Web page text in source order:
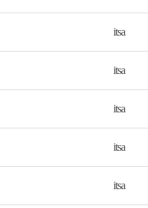
itsa
itsa
itsa
itsa
itsa